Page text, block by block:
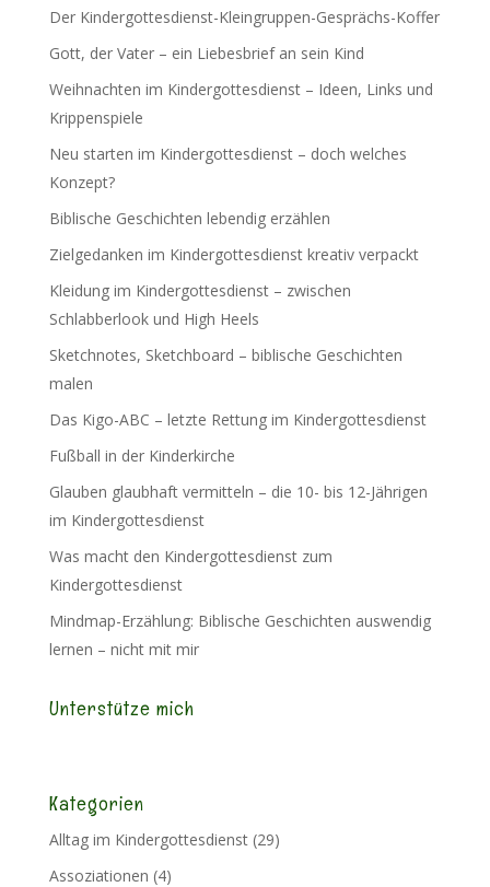
Der Kindergottesdienst-Kleingruppen-Gesprächs-Koffer
Gott, der Vater – ein Liebesbrief an sein Kind
Weihnachten im Kindergottesdienst – Ideen, Links und
Krippenspiele
Neu starten im Kindergottesdienst – doch welches
Konzept?
Biblische Geschichten lebendig erzählen
Zielgedanken im Kindergottesdienst kreativ verpackt
Kleidung im Kindergottesdienst – zwischen
Schlabberlook und High Heels
Sketchnotes, Sketchboard – biblische Geschichten
malen
Das Kigo-ABC – letzte Rettung im Kindergottesdienst
Fußball in der Kinderkirche
Glauben glaubhaft vermitteln – die 10- bis 12-Jährigen
im Kindergottesdienst
Was macht den Kindergottesdienst zum
Kindergottesdienst
Mindmap-Erzählung: Biblische Geschichten auswendig
lernen – nicht mit mir
Unterstütze mich
Kategorien
Alltag im Kindergottesdienst(29)
Assoziationen (4)